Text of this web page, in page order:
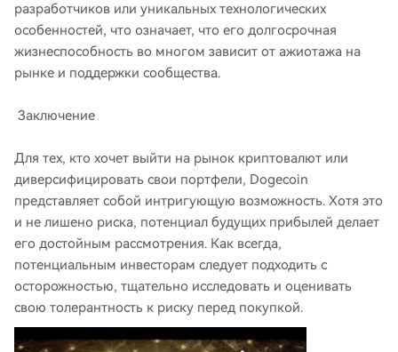
разработчиков или уникальных технологических
особенностей, что означает, что его долгосрочная
жизнеспособность во многом зависит от ажиотажа на
рынке и поддержки сообщества.
Заключение
Для тех, кто хочет выйти на рынок криптовалют или
диверсифицировать свои портфели, Dogecoin
представляет собой интригующую возможность. Хотя это
и не лишено риска, потенциал будущих прибылей делает
его достойным рассмотрения. Как всегда,
потенциальным инвесторам следует подходить с
осторожностью, тщательно исследовать и оценивать
свою толерантность к риску перед покупкой.